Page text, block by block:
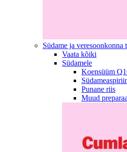
Südame ja veresoonkonna
Vaata kõiki
Südamele
Koensüüm
Punane riis
Muud